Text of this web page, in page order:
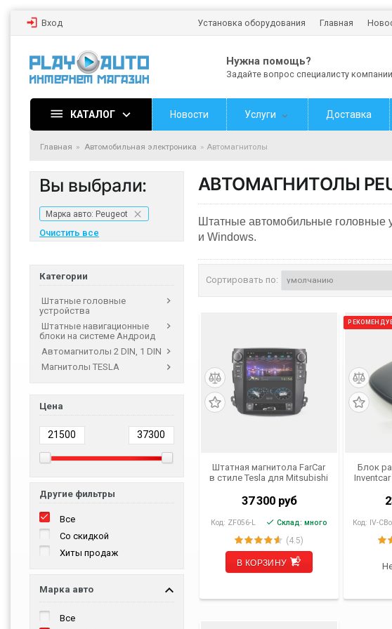
Вход Установка оборудования Главная
Нужна помощь?
Задайте вопрос специалисту компании
КАТАЛОГ Новости Услуги Доставка
Главная Автомобильная электроника Автомагнитолы
Вы выбрали:
Марка авто: Peugeot
Очистить все
Категории
Штатные головные
устройства
Штатные навигационные
блоки на системе Андроид
Автомагнитолы 2 DIN, 1 DIN
Магнитолы TESLA
Цена
Другие фильтры
Все
Со скидкой
Хиты продаж
Марка авто
Все
АВТОМАГНИТОЛЫ
Штатные автомобильные головные
и Windows.
Сортировать по:
Штатная магнитола FarCar
в стиле Tesla для Mitsubishi
Crosser, Peugeot 4007
(ZF056)
37 300 руб
Код: ZF056-L Склад: много
(4.5)
В КОРЗИНУ
Блок
BT
Код: IV-